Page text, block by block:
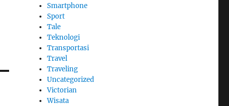
Smartphone
Sport
Tale
Teknologi
Transportasi
Travel
Traveling
Uncategorized
Victorian
Wisata